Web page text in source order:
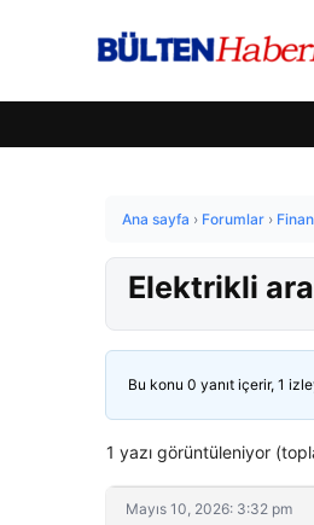
Ana sayfa › Forumlar ›
Elektrikli
Bu konu 0 yanıt içerir, 1
1 yazı görüntüleniyor
Mayıs 10, 2026: 3:32 pm